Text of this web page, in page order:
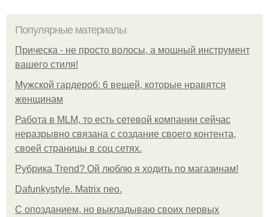
Популярные материалы
Прическа - не просто волосы, а мощный инструмент
вашего стиля!
Мужской гардероб: 6 вещей, которые нравятся
женщинам
Работа в MLM, то есть сетевой компании сейчас
неразрывно связана с создание своего контента,
своей страницы в соц сетях.
Рубрика Trend? Ой люблю я ходить по магазинам!
Dafunkystyle. Matrix neo.
С опозданием, но выкладываю своих первых